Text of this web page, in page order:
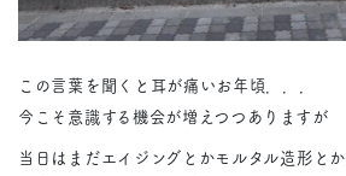
この言葉を聞くと耳が痛いお年頃．．．
今こそ意識する機会が増えつつありますが
当日はまだエイジングとかモルタル造形とか